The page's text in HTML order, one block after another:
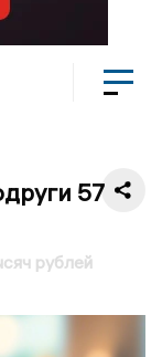
57
рублей